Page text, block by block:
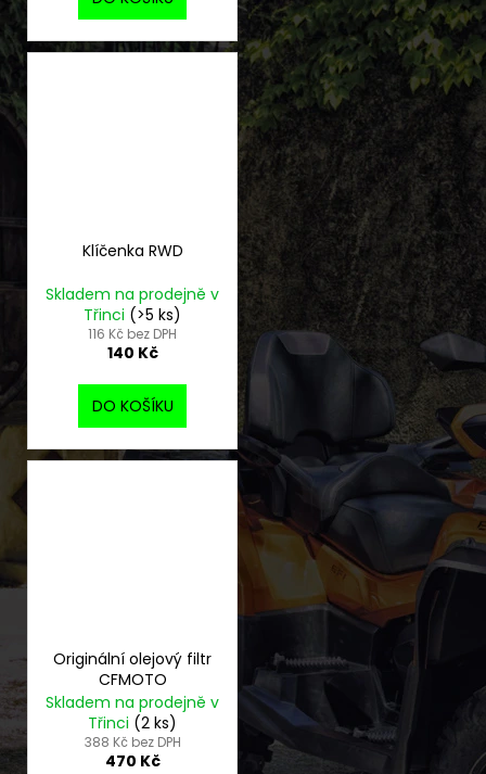
Klíčenka RWD
Skladem na prodejně v
Třinci (>5 ks)
116 Kč bez DPH
140 Kč
DO KOŠÍKU
Originální olejový filtr
CFMOTO
Skladem na prodejně v
Třinci (2 ks)
388 Kč bez DPH
470 Kč